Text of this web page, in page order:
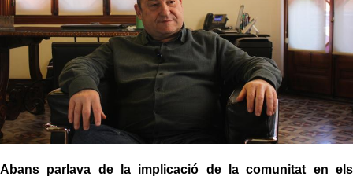
Abans parlava de la implicació de la comunitat en els